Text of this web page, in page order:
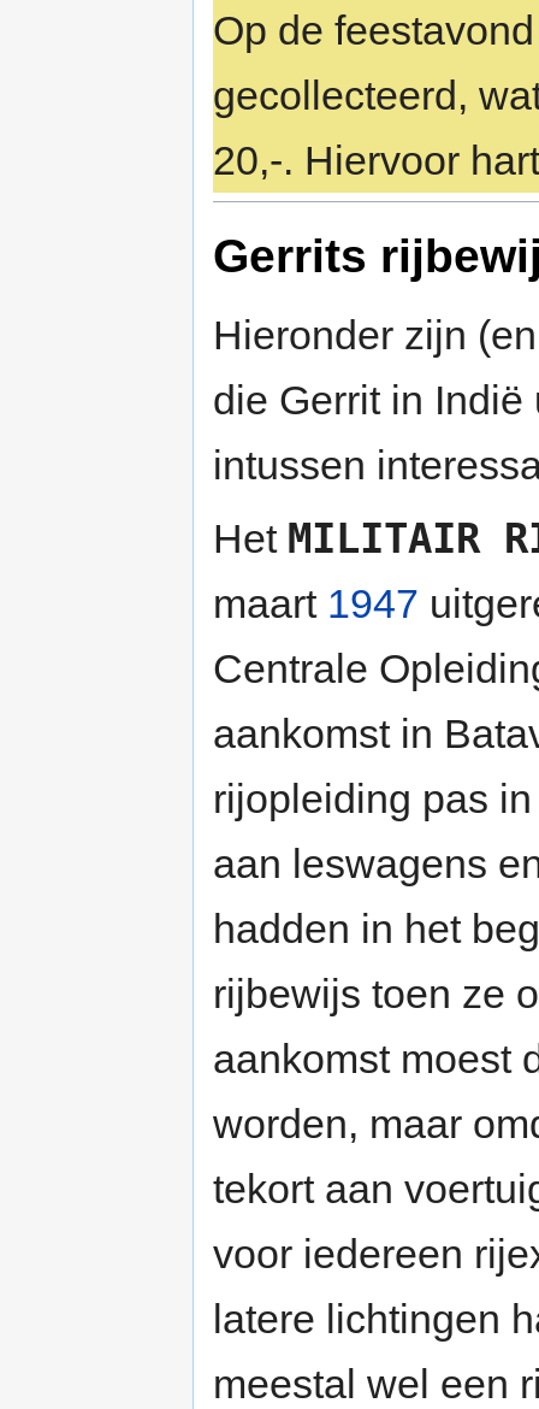
Op de
gecollecteerd,
20,-. Hiervoor
Gerrits
Hieronder zijn
die Gerrit in
intussen
Het MILITAIR
maart 1947
Centrale
aankomst in
rijopleiding pas
aan leswagens
hadden in het
rijbewijs toen ze
aankomst moest
worden, maar
tekort aan
voor iedereen
latere lichtingen
meestal wel een